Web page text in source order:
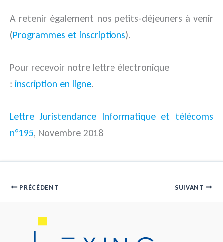
A retenir également nos petits-déjeuners à venir
(Programmes et inscriptions).
Pour recevoir notre lettre électronique
: inscription en ligne.
Lettre Juristendance Informatique et télécoms
n°195, Novembre 2018
PRÉCÉDENT SUIVANT